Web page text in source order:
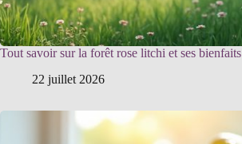
Tout savoir sur la forêt rose litchi et ses bienfaits
22 juillet 2026